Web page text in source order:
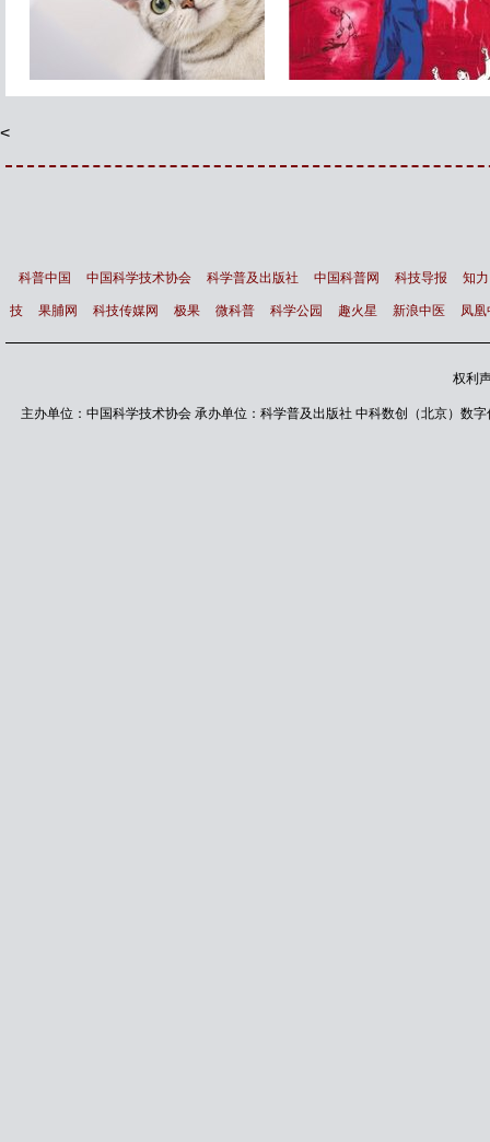
<
科普中国 中国科学技术协会 科学普及出版社 中国科普网 科技导报 知
技 果脯网 科技传媒网 极果 微科普 科学公园 趣火星 新浪中医 凤凰
权利
主办单位：中国科学技术协会 承办单位：科学普及出版社 中科数创（北京）数